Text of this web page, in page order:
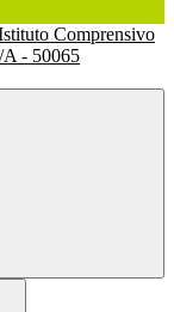
Comprensivo
- 50065